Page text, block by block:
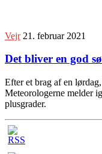
Vejr 21. februar 2021
Det bliver en god
Efter et brag af en
Meteorologerne melder
plusgrader.